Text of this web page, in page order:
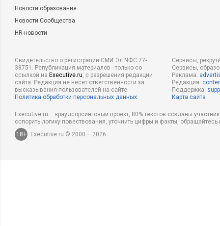
Новости образования
Новости Сообщества
HR-новости
Свидетельство о регистрации СМИ Эл NФС 77-
38751. Републикация материалов - только со
ссылкой на Executive.ru, с разрешения редакции
сайта. Редакция не несет ответственности за
высказывания пользователей на сайте.
Политика обработки персональных данных
Сервисы,
Сервисы,
Реклама:
Редакция:
Поддержка:
Карта сайта
Executive.ru – краудсорсинговый проект, 80% текстов созданы
оспорить логику повествования, уточнить цифры и факты,
18+
Executive.ru © 2000 – 2026.